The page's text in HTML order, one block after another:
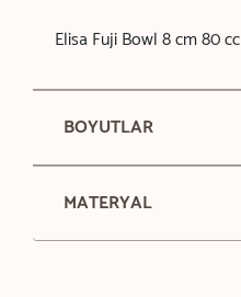
Elisa Fuji Bowl 8 cm 80 cc
BOYUTLAR
MATERYAL